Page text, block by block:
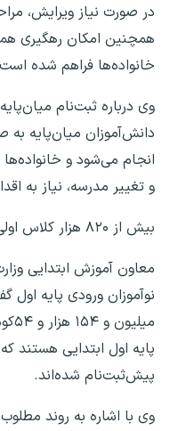
در صورت نیاز ویرایش،
همچنین امکان رهگیری
خانواده‌ها فراهم شده
وی درباره ثبت‌نام
دانش‌آموزان میان‌پایه
انجام می‌شود و
و تغییر مدرسه، نیاز به
بیش از ۸۲۰ هزار کلاس اولی پیش‌ثبت‌نام شده‌اند
معاون آموزش ابتدایی
نوآموزان ورودی پایه
پیش‌ثبت‌نام شده‌اند.
وی با اشاره به روند